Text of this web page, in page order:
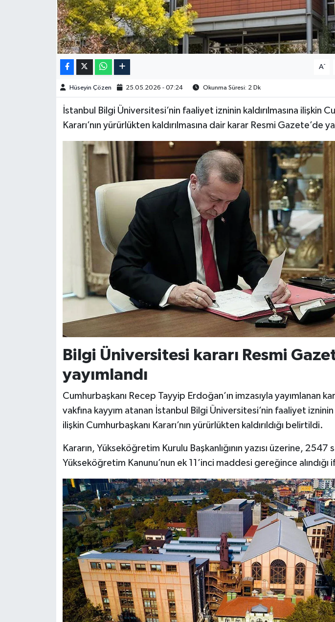
A-
Hüseyin Çözen 25.05.2026 - 07:24 Okunma Süresi: 2 Dk
İstanbul Bilgi Üniversitesi’nin faaliyet izninin kaldırılmasına ilişkin
Kararı’nın yürürlükten kaldırılmasına dair karar Resmi Gazete’de
Bilgi Üniversitesi kararı Resmi
yayımlandı
Cumhurbaşkanı Recep Tayyip Erdoğan’ın imzasıyla yayımlanan
vakfına kayyım atanan İstanbul Bilgi Üniversitesi’nin faaliyet izninin
ilişkin Cumhurbaşkanı Kararı’nın yürürlükten kaldırıldığı belirtildi.
Kararın, Yükseköğretim Kurulu Başkanlığının yazısı üzerine, 2547
Yükseköğretim Kanunu’nun ek 11’inci maddesi gereğince alındığı
Hava Durumu
Kim kimdir?